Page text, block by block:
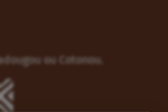
ou Cotonou.